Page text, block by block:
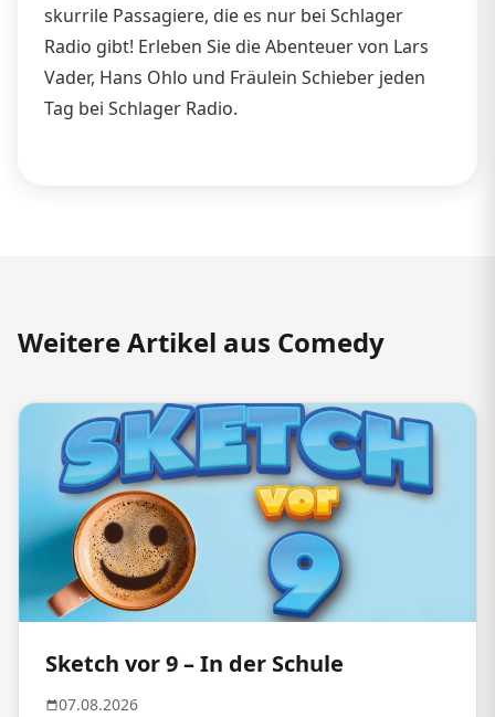
skurrile Passagiere, die es nur bei Schlager
Radio gibt! Erleben Sie die Abenteuer von Lars
Vader, Hans Ohlo und Fräulein Schieber jeden
Tag bei Schlager Radio.
Weitere Artikel aus Comedy
Sketch vor 9 – In der Schule
07.08.2026